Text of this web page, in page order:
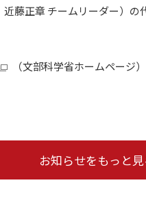
近藤正章 チームリーダー）の
（文部科学省ホームページ）
お知らせをもっと見